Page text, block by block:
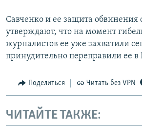
Савченко и ее защита обвинения
утверждают, что на момент
журналистов ее уже захватили
принудительно переправили ее в
Поделиться Читать без VPN
ЧИТАЙТЕ ТАКЖЕ: